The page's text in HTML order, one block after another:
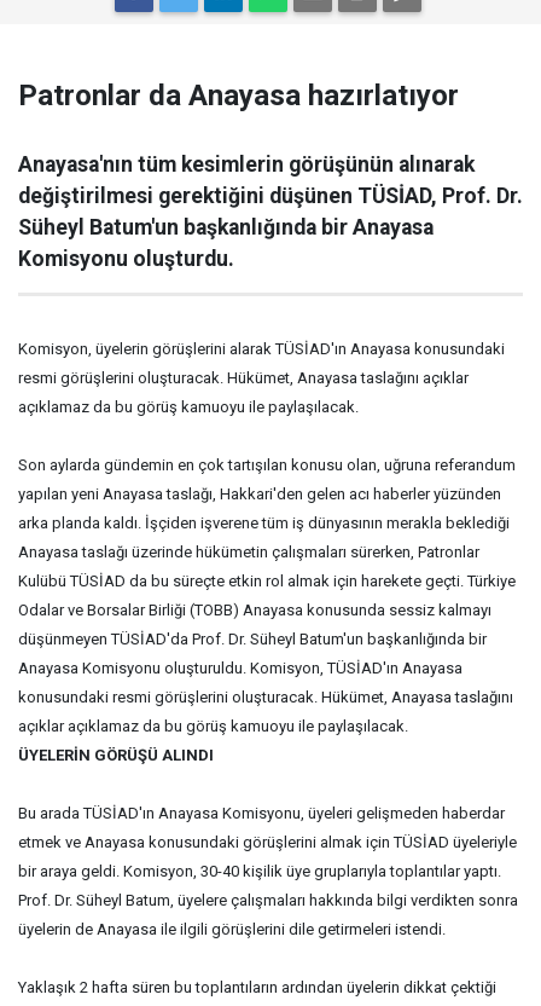
Patronlar da Anayasa hazırlatıyor
Anayasa'nın tüm kesimlerin görüşünün alınarak
değiştirilmesi gerektiğini düşünen TÜSİAD, Prof. Dr.
Süheyl Batum'un başkanlığında bir Anayasa
Komisyonu oluşturdu.
Komisyon, üyelerin görüşlerini alarak TÜSİAD'ın Anayasa konusundaki
resmi görüşlerini oluşturacak. Hükümet, Anayasa taslağını açıklar
açıklamaz da bu görüş kamuoyu ile paylaşılacak.
Son aylarda gündemin en çok tartışılan konusu olan, uğruna referandum
yapılan yeni Anayasa taslağı, Hakkari'den gelen acı haberler yüzünden
arka planda kaldı. İşçiden işverene tüm iş dünyasının merakla beklediği
Anayasa taslağı üzerinde hükümetin çalışmaları sürerken, Patronlar
Kulübü TÜSİAD da bu süreçte etkin rol almak için harekete geçti. Türkiye
Odalar ve Borsalar Birliği (TOBB) Anayasa konusunda sessiz kalmayı
düşünmeyen TÜSİAD'da Prof. Dr. Süheyl Batum'un başkanlığında bir
Anayasa Komisyonu oluşturuldu. Komisyon, TÜSİAD'ın Anayasa
konusundaki resmi görüşlerini oluşturacak. Hükümet, Anayasa taslağını
açıklar açıklamaz da bu görüş kamuoyu ile paylaşılacak.
ÜYELERİN GÖRÜŞÜ ALINDI
Bu arada TÜSİAD'ın Anayasa Komisyonu, üyeleri gelişmeden haberdar
etmek ve Anayasa konusundaki görüşlerini almak için TÜSİAD üyeleriyle
bir araya geldi. Komisyon, 30-40 kişilik üye gruplarıyla toplantılar yaptı.
Prof. Dr. Süheyl Batum, üyelere çalışmaları hakkında bilgi verdikten sonra
üyelerin de Anayasa ile ilgili görüşlerini dile getirmeleri istendi.
Yaklaşık 2 hafta süren bu toplantıların ardından üyelerin dikkat çektiği